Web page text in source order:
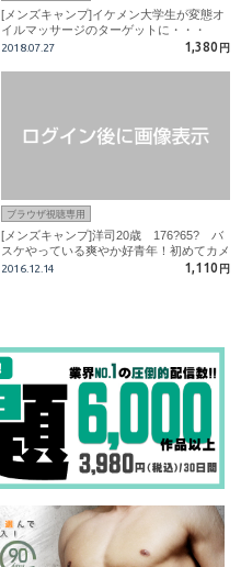
[メンズキャンプ]イケメン大学生が変態オ
イルマッサージのターゲットに・・・
2018.07.27 1,380 円
ブラウザ視聴専用
[メンズキャンプ]洋司20歳 176?65? バ
スケやっている爽やか好青年！初めてカメ
ラの前でオナニーをする！
2016.12.14 1,110 円